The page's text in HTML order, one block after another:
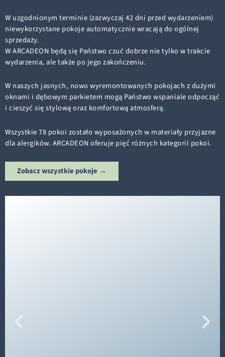
W uzgodnionym terminie (zazwyczaj 42 dni przed wydarzeniem)
niewykorzystane pokoje automatycznie wracają do ogólnej
sprzedaży.
W ARCADEON będą się Państwo czuć dobrze nie tylko w trakcie
wydarzenia, ale także po jego zakończeniu.
W naszych jasnych, nowo wyremontowanych pokojach z dużymi
oknami i dębowym parkietem mogą Państwo wspaniale odpocząć
i cieszyć się stylową oraz komfortową atmosferą.
Wszystkie 78 pokoi zostało wyposażonych w materiały przyjazne
dla alergików. ARCADEON oferuje pięć różnych kategorii pokoi.
Zobacz wszystkie pokoje →